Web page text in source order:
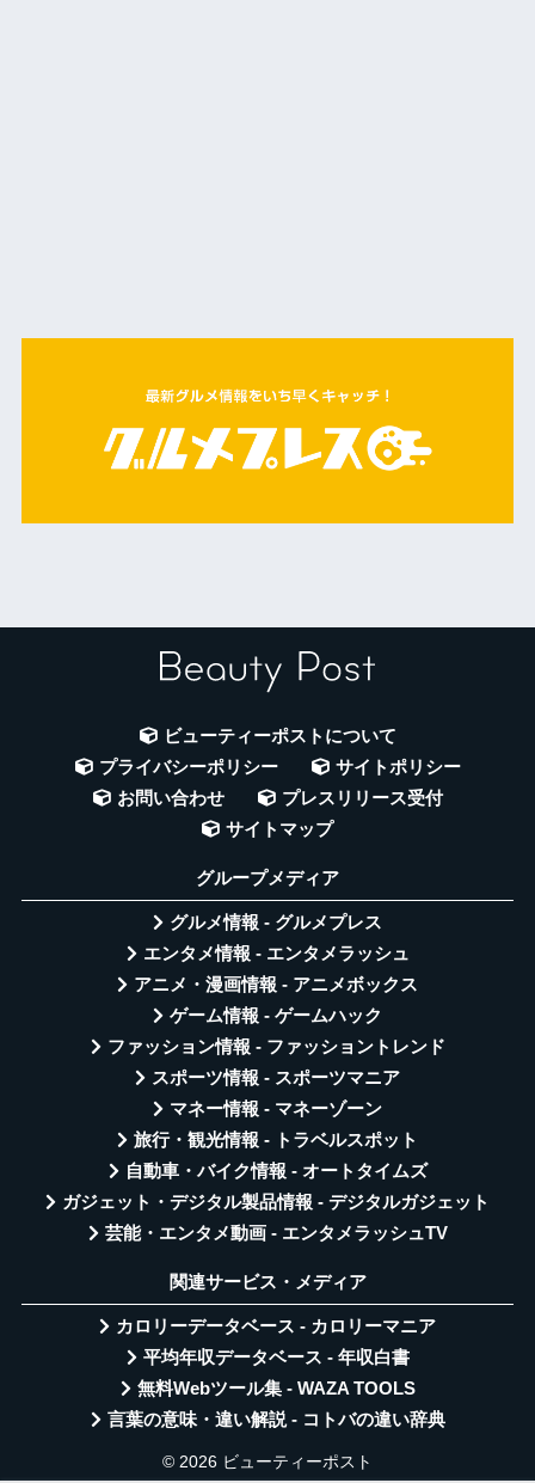
ビューティーポストについて
プライバシーポリシー
サイトポリシー
お問い合わせ
プレスリリース受付
サイトマップ
グループメディア
グルメ情報 - グルメプレス
エンタメ情報 - エンタメラッシュ
アニメ・漫画情報 - アニメボックス
ゲーム情報 - ゲームハック
ファッション情報 - ファッショントレンド
スポーツ情報 - スポーツマニア
マネー情報 - マネーゾーン
旅行・観光情報 - トラベルスポット
自動車・バイク情報 - オートタイムズ
ガジェット・デジタル製品情報 - デジタルガジェット
芸能・エンタメ動画 - エンタメラッシュTV
関連サービス・メディア
カロリーデータベース - カロリーマニア
平均年収データベース - 年収白書
無料Webツール集 - WAZA TOOLS
言葉の意味・違い解説 - コトバの違い辞典
© 2026 ビューティーポスト